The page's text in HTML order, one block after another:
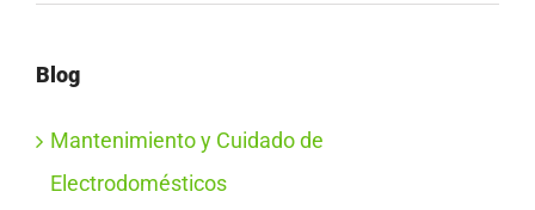
Blog
Mantenimiento y Cuidado de
Electrodomésticos